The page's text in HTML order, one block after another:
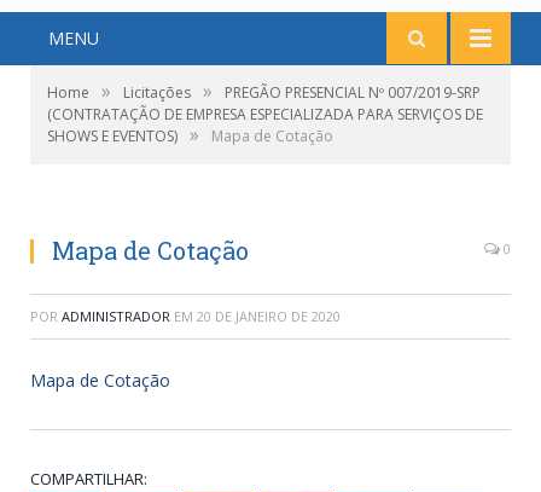
MENU
Home » Licitações »
PREGÃO PRESENCIAL Nº 007/2019-SRP
(CONTRATAÇÃO DE EMPRESA ESPECIALIZADA PARA SERVIÇOS DE
SHOWS E EVENTOS) » Mapa de Cotação
Mapa de Cotação 0
POR ADMINISTRADOR EM 20 DE JANEIRO DE 2020
Mapa de Cotação
COMPARTILHAR: